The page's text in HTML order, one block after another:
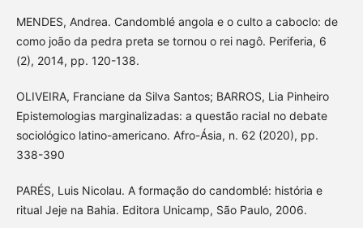
MENDES, Andrea. Candomblé angola e o culto a caboclo: de
como joão da pedra preta se tornou o rei nagô. Periferia, 6
(2), 2014, pp. 120-138.
OLIVEIRA, Franciane da Silva Santos; BARROS, Lia Pinheiro
Epistemologias marginalizadas: a questão racial no debate
sociológico latino-americano. Afro-Ásia, n. 62 (2020), pp.
338-390
PARÉS, Luis Nicolau. A formação do candomblé: história e
ritual Jeje na Bahia. Editora Unicamp, São Paulo, 2006.